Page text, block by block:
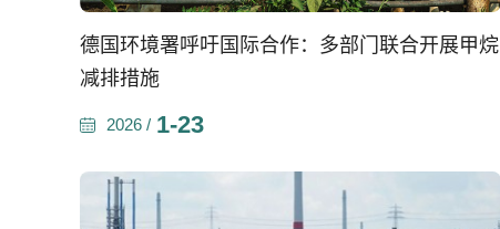
德国环境署呼吁国际合作：多部门联合开展甲烷
减排措施
2026 / 1-23